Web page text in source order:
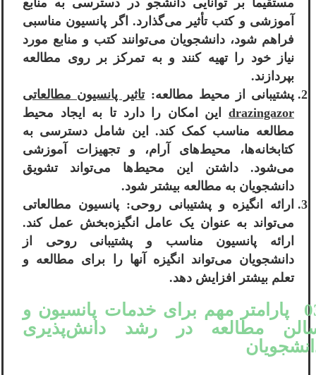
آموزشی و کتب تأثیر می‌گذارد. اگر پانسیون مناسبی
فراهم شود، دانشجویان می‌توانند کتب و منابع مورد
نیاز خود را تهیه کنند و به تمرکز بر روی مطالعه
بپردازند.
پشتیبانی از محیط مطالعه:تاثیر پانسیون مطالعاتی
drazingazor این امکان را دارد تا به ایجاد محیط
مطالعه مناسب کمک کند. این شامل دسترسی به
کتابخانه‌ها، محیط‌های آرام، و تجهیزات آموزشی
می‌شود. داشتن این محیط‌ها می‌تواند تشویق
دانشجویان به مطالعه بیشتر شود.
ارائه انگیزه و پشتیبانی روحی: پانسیون مطالعاتی
می‌تواند به عنوان یک عامل انگیزه‌بخش عمل کند.
ارائه پانسیون مناسب و پشتیبانی روحی از
دانشجویان می‌تواند انگیزه آنها را برای مطالعه و
تعلم بیشتر افزایش دهد.
03 پارامتر مهم برای خدمات پانسیون و
مطالعه در رشد دانش‌پذیری